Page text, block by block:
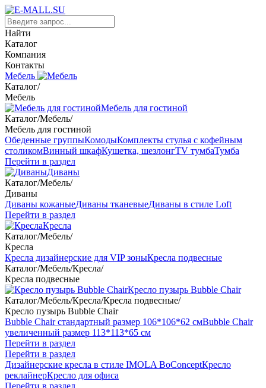
Найти
Каталог
Компания
Контакты
Мебель
Каталог/
Мебель
Мебель для гостиной
Каталог/Мебель/
Мебель для гостиной
Обеденные группыКомодыКомплекты стулья с кофейным
столикомВинный шкафКушетка, шезлонгTV тумбаТумба
Перейти в раздел
Диваны
Каталог/Мебель/
Диваны
Диваны кожаныеДиваны тканевыеДиваны в стиле Loft
Перейти в раздел
Кресла
Каталог/Мебель/
Кресла
Кресла дизайнерские для VIP зоныКресла подвесные
Каталог/Мебель/Кресла/
Кресла подвесные
Кресло пузырь Bubble Chair
Каталог/Мебель/Кресла/Кресла подвесные/
Кресло пузырь Bubble Chair
Bubble Chair стандартный размер 106*106*62 смBubble Chair
увеличенный размер 113*113*65 см
Перейти в раздел
Перейти в раздел
Дизайнерские кресла в стиле IMOLA BoConceptКресло
реклайнерКресло для офиса
Перейти в раздел